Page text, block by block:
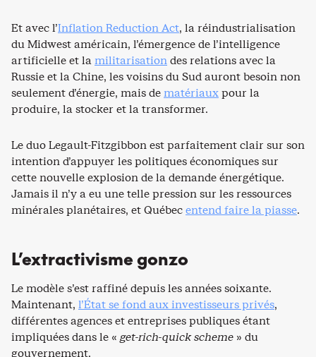
Et avec l’Inflation Reduction Act, la réindustrialisation
du Midwest américain, l’émergence de l’intelligence
artificielle et lamilitarisationdes relations avec la
Russie et la Chine, les voisins du Sud auront besoin non
seulement d’énergie, mais dematériauxpour la
produire, la stocker et la transformer.
Le duo Legault-Fitzgibbon est parfaitement clair sur son
intention d’appuyer les politiques économiques sur
cette nouvelle explosion de la demande énergétique.
Jamais il n’y a eu une telle pression sur les ressources
minérales planétaires, et Québecentend faire la piasse.
L’extractivisme gonzo
Le modèle s’est raffiné depuis les années soixante.
Maintenant, l’État se fond aux investisseurs privés,
différentes agences et entreprises publiques étant
impliquées dans le « get-rich-quick scheme » du
gouvernement.